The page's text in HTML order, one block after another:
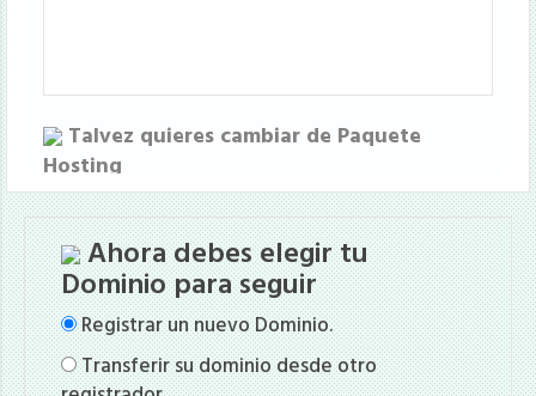
Talvez quieres cambiar de Paquete
Hosting
USD$ 64.00
Hosting Paquete Bronze
ELEGIR PLAN
Ahora debes elegir tu
Dominio para seguir
Registrar un nuevo Dominio.
Transferir su dominio desde otro